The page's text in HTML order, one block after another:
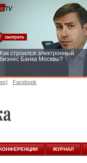
Как строился электронный
бизнес Банка Москвы?
Facebook
ЖУРНАЛ